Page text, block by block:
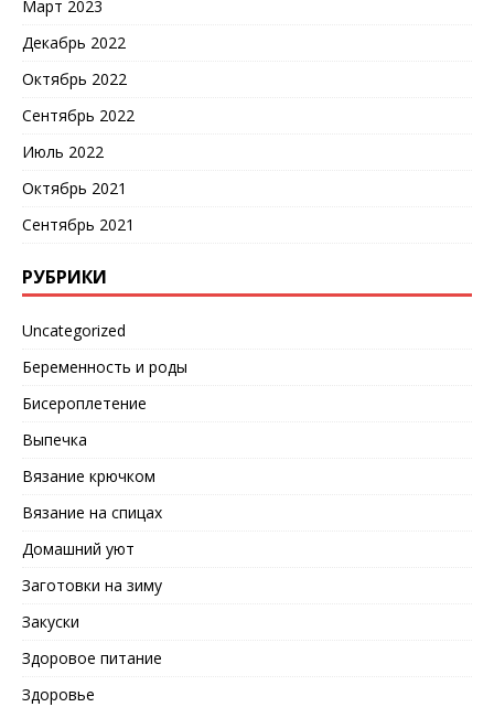
Март 2023
Декабрь 2022
Октябрь 2022
Сентябрь 2022
Июль 2022
Октябрь 2021
Сентябрь 2021
РУБРИКИ
Uncategorized
Беременность и роды
Бисероплетение
Выпечка
Вязание крючком
Вязание на спицах
Домашний уют
Заготовки на зиму
Закуски
Здоровое питание
Здоровье